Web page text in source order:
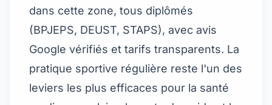
dans cette zone, tous diplômés
(BPJEPS, DEUST, STAPS), avec avis
Google vérifiés et tarifs transparents. La
pratique sportive régulière reste l'un des
leviers les plus efficaces pour la santé